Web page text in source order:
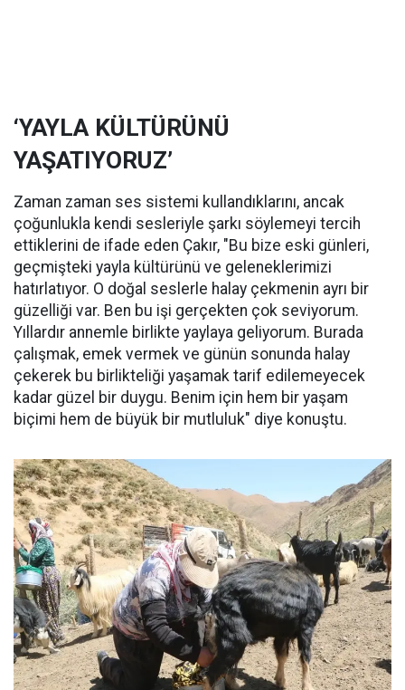
‘YAYLA KÜLTÜRÜNÜ
YAŞATIYORUZ’
Zaman zaman ses sistemi kullandıklarını, ancak
çoğunlukla kendi sesleriyle şarkı söylemeyi tercih
ettiklerini de ifade eden Çakır, "Bu bize eski günleri,
geçmişteki yayla kültürünü ve geleneklerimizi
hatırlatıyor. O doğal seslerle halay çekmenin ayrı bir
güzelliği var. Ben bu işi gerçekten çok seviyorum.
Yıllardır annemle birlikte yaylaya geliyorum. Burada
çalışmak, emek vermek ve günün sonunda halay
çekerek bu birlikteliği yaşamak tarif edilemeyecek
kadar güzel bir duygu. Benim için hem bir yaşam
biçimi hem de büyük bir mutluluk" diye konuştu.